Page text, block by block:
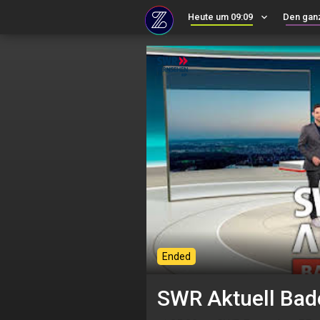
Heute um 09:09 keyboard_arrow_down Den
Ended
SWR Aktuell